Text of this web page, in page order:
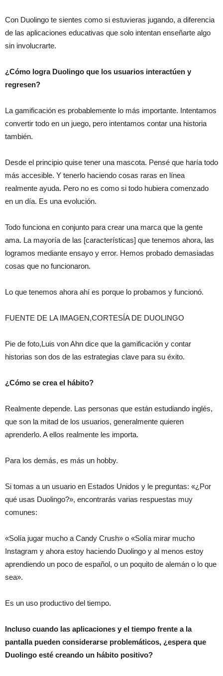
Con Duolingo te sientes como si estuvieras jugando, a diferencia
de las aplicaciones educativas que solo intentan enseñarte algo
sin involucrarte.
¿Cómo logra Duolingo que los usuarios interactúen y
regresen?
La gamificación es probablemente lo más importante. Intentamos
convertir todo en un juego, pero intentamos contar una historia
también.
Desde el principio quise tener una mascota. Pensé que haría todo
más accesible. Y tenerlo haciendo cosas raras en línea
realmente ayuda. Pero no es como si todo hubiera comenzado
en un día. Es una evolución.
Todo funciona en conjunto para crear una marca que la gente
ama. La mayoría de las [características] que tenemos ahora, las
logramos mediante ensayo y error. Hemos probado demasiadas
cosas que no funcionaron.
Lo que tenemos ahora ahí es porque lo probamos y funcionó.
FUENTE DE LA IMAGEN,CORTESÍA DE DUOLINGO
Pie de foto,Luis von Ahn dice que la gamificación y contar
historias son dos de las estrategias clave para su éxito.
¿Cómo se crea el hábito?
Realmente depende. Las personas que están estudiando inglés,
que son la mitad de los usuarios, generalmente quieren
aprenderlo. A ellos realmente les importa.
Para los demás, es más un hobby.
Si tomas a un usuario en Estados Unidos y le preguntas: «¿Por
qué usas Duolingo?», encontrarás varias respuestas muy
comunes:
«Solía ​​jugar mucho a Candy Crush» o «Solía ​​mirar mucho
Instagram y ahora estoy haciendo Duolingo y al menos estoy
aprendiendo un poco de español, o un poquito de alemán o lo que
sea».
Es un uso productivo del tiempo.
Incluso cuando las aplicaciones y el tiempo frente a la
pantalla pueden considerarse problemáticos, ¿espera que
Duolingo esté creando un hábito positivo?